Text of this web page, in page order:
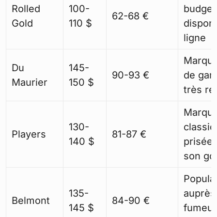
Rolled
Gold
100-
110 $
62-68 €
ligne
Du
Maurier
145-
150 $
90-93 €
de
très
Players
130-
140 $
81-87 €
prisée
son
Belmont
135-
145 $
84-90 €